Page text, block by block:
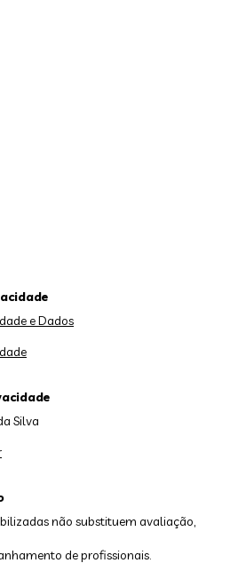
não substituem avaliação,
de profissionais.
e Dados
Silva